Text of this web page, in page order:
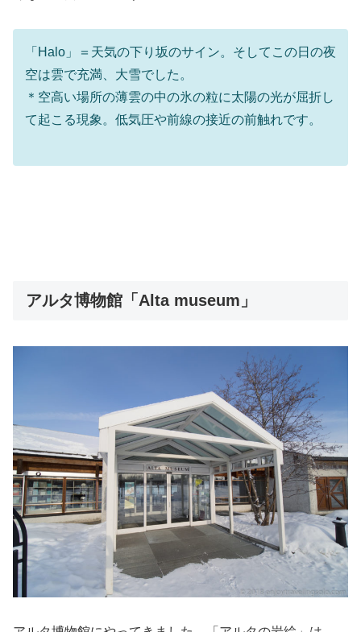
「Halo」＝天気の下り坂のサイン。そしてこの日の夜
空は雲で充満、大雪でした。
＊空高い場所の薄雲の中の氷の粒に太陽の光が屈折し
て起こる現象。低気圧や前線の接近の前触れです。
アルタ博物館「Alta museum」